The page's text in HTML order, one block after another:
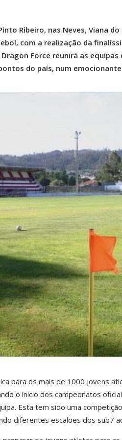
Ribeiro, nas Neves, Viana
com a realização da
Force reunirá as equipas
do país, num
para os mais de 1000 jovens
o início dos campeonatos
Esta tem sido uma
diferentes escalões dos sub7